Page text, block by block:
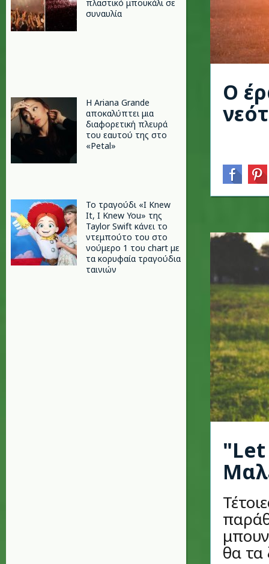
πλαστικό μπουκάλι σε
συναυλία
Η Ariana Grande
αποκαλύπτει μια
διαφορετική πλευρά
του εαυτού της στο
«Petal»
Το τραγούδι «I Knew
It, I Knew You» της
Taylor Swift κάνει το
ντεμπούτο του στο
νούμερο 1 του chart με
τα κορυφαία τραγούδια
ταινιών
Ο
"Let
θα τα